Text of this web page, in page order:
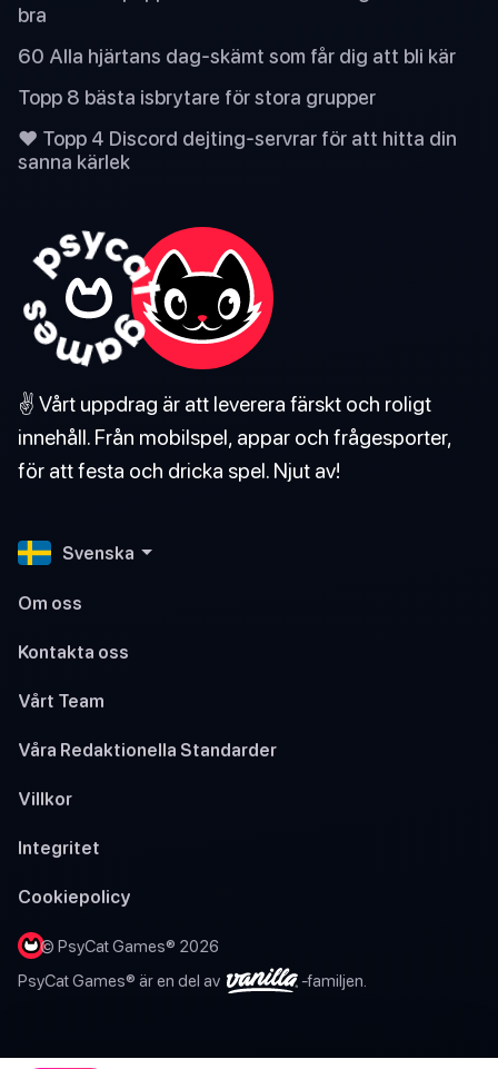
bra
60 Alla hjärtans dag-skämt som får dig att bli kär
Topp 8 bästa isbrytare för stora grupper
❤️ Topp 4 Discord dejting-servrar för att hitta din
sanna kärlek
✌️ Vårt uppdrag är att leverera färskt och roligt
innehåll. Från mobilspel, appar och frågesporter,
för att festa och dricka spel. Njut av!
Svenska
Om oss
Kontakta oss
Vårt Team
Våra Redaktionella Standarder
Villkor
Integritet
Cookiepolicy
© PsyCat Games® 2026
PsyCat Games® är en del av
-familjen.